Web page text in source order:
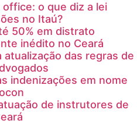
o que diz a lei
no Itaú?
50% em distrato
inédito no Ceará
das regras de
indenizações em nome
de instrutores de